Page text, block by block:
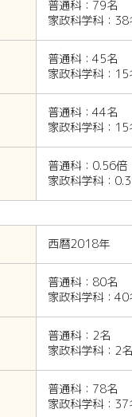
普通科：79名
家政科学科：38
普通科：45名
家政科学科：15
普通科：44名
家政科学科：15
普通科：0.56倍
家政科学科：
西暦2018年
普通科：80名
家政科学科：40
普通科：2名
家政科学科：2名
普通科：78名
家政科学科：37